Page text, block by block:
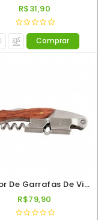
R$31,90
Comprar
Abridor De Garrafas De Vinho E Cerveja 2 Estag Cabo Madeira
R$79,90